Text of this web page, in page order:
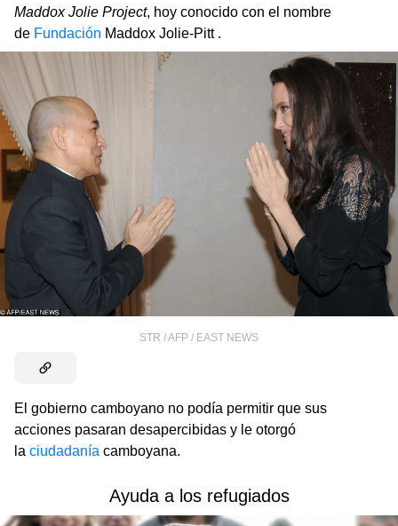
Maddox Jolie Project, hoy conocido con el nombre
de Fundación Maddox Jolie-Pitt .
STR / AFP / EAST NEWS
El gobierno camboyano no podía permitir que sus
acciones pasaran desapercibidas y le otorgó
la ciudadanía camboyana.
Ayuda a los refugiados